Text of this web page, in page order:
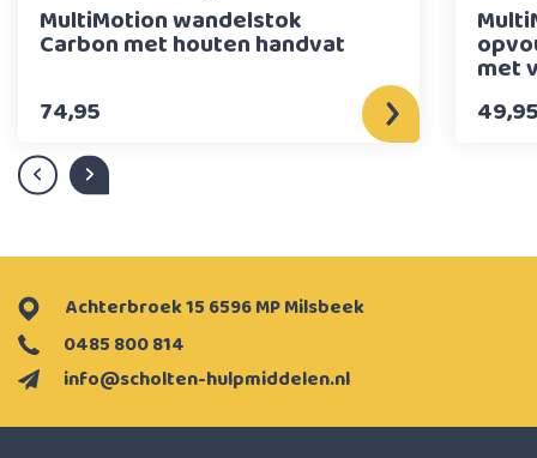
MultiMotion wandelstok
Carbon met houten handvat
74,95
met
info@scholten-hulpmiddelen.nl
0485 800 814
Achterbroek 15 6596 MP Milsbeek